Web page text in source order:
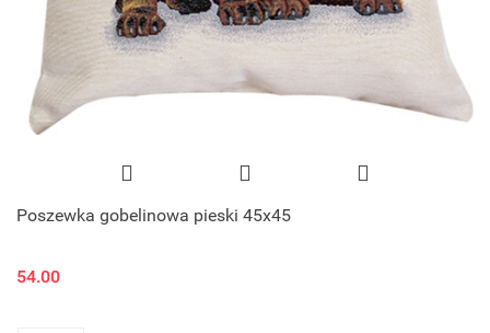
Poszewka gobelinowa pieski 45x45
54.00